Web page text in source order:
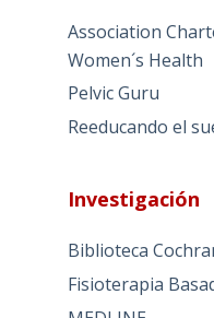
Association
Women´s Health
Pelvic Guru
Reeducando el
Investigación
Biblioteca
Fisioterapia